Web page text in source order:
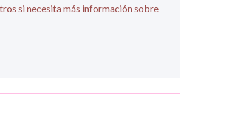
si necesita más información sobre